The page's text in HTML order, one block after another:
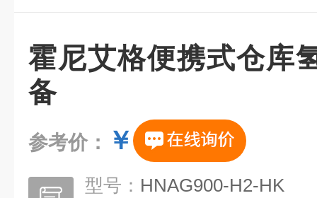
霍尼艾格便携式仓库
备
参考价： ￥
型号： HNAG900-H2-HK